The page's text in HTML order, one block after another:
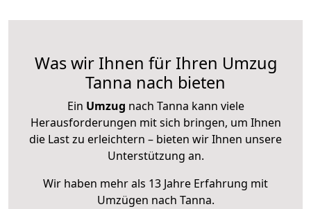
Was wir Ihnen für Ihren Umzug
Tanna nach bieten
Ein Umzug nach Tanna kann viele
Herausforderungen mit sich bringen, um Ihnen
die Last zu erleichtern – bieten wir Ihnen unsere
Unterstützung an.
Wir haben mehr als 13 Jahre Erfahrung mit
Umzügen nach Tanna.